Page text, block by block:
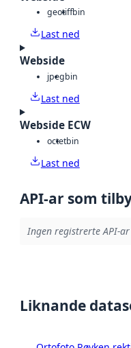
geotiffbin
Last ned
Webside
jpegbin
Last ned
Webside ECW
octetbin
Last ned
API-ar som
Ingen registrerte API-
Liknande